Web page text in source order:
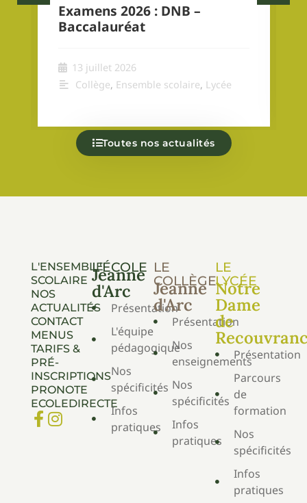
Examens 2026 : DNB –
Baccalauréat
13 juillet 2026
Collège, Ensemble scolaire, Lycée
Toutes nos actualités
L'ENSEMBLE
SCOLAIRE
NOS
ACTUALITÉS
CONTACT
MENUS
TARIFS &
PRÉ-
INSCRIPTIONS
PRONOTE
ECOLEDIRECTE
L'ÉCOLE
Jeanne
d'Arc
Présentation
L'équipe
pédagogique
Nos
spécificités
Infos
pratiques
LE
COLLÈGE
Jeanne
d'Arc
Présentation
Nos
enseignements
Nos
spécificités
Infos
pratiques
LE
LYCÉE
Notre
Dame
de
Présentation
Parcours
de
formation
Nos
spécificités
Infos
pratiques